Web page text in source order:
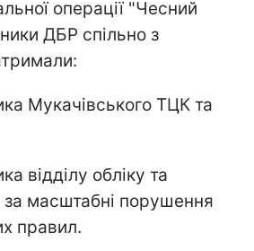
операції "Чесний
ДБР спільно з
Мукачівського ТЦК та
відділу обліку та
масштабні порушення
правил.